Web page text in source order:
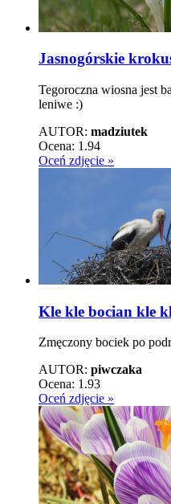
Jasnogórskie
Tegoroczna wiosna jest
leniwe :)
AUTOR: madziutek
Ocena: 1.94
Oceń zdjęcie »
Kle kle bocian kle
Zmęczony bociek po
AUTOR: piwczaka
Ocena: 1.93
Oceń zdjęcie »